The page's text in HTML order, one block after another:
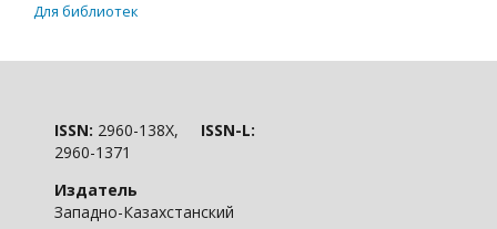
Для библиотек
ISSN: 2960-138X, ISSN-L:
2960-1371
Издатель
Западно-Казахстанский